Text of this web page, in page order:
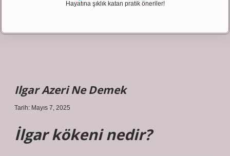
Hayatına şıklık katan pratik öneriler!
Ilgar Azeri Ne Demek
Tarih: Mayıs 7, 2025
İlgar kökeni nedir?